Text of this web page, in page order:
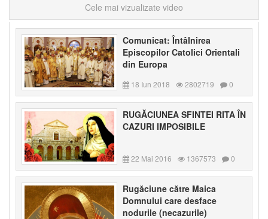
Cele mai vizualizate video
Comunicat: Întâlnirea
Episcopilor Catolici Orientali
din Europa
18 Iun 2018 2802719 0
RUGĂCIUNEA SFINTEI RITA ÎN
CAZURI IMPOSIBILE
22 Mai 2016 1367573 0
Rugăciune către Maica
Domnului care desface
nodurile (necazurile)